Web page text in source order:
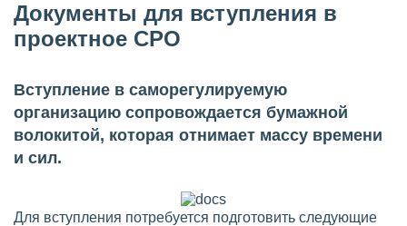
Документы для вступления в
проектное СРО
Вступление в саморегулируемую
организацию сопровождается бумажной
волокитой, которая отнимает массу времени
и сил.
Для вступления потребуется подготовить следующие